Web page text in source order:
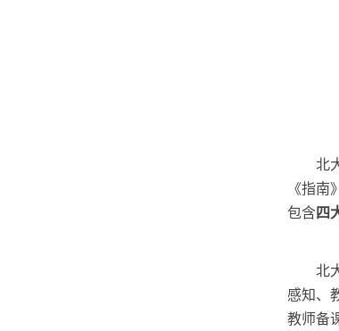
北
《指
包含四
北
感知、
教师备